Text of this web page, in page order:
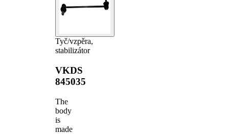
Tyč/vzpěra,
stabilizátor
VKDS
845035
The
body
is
made